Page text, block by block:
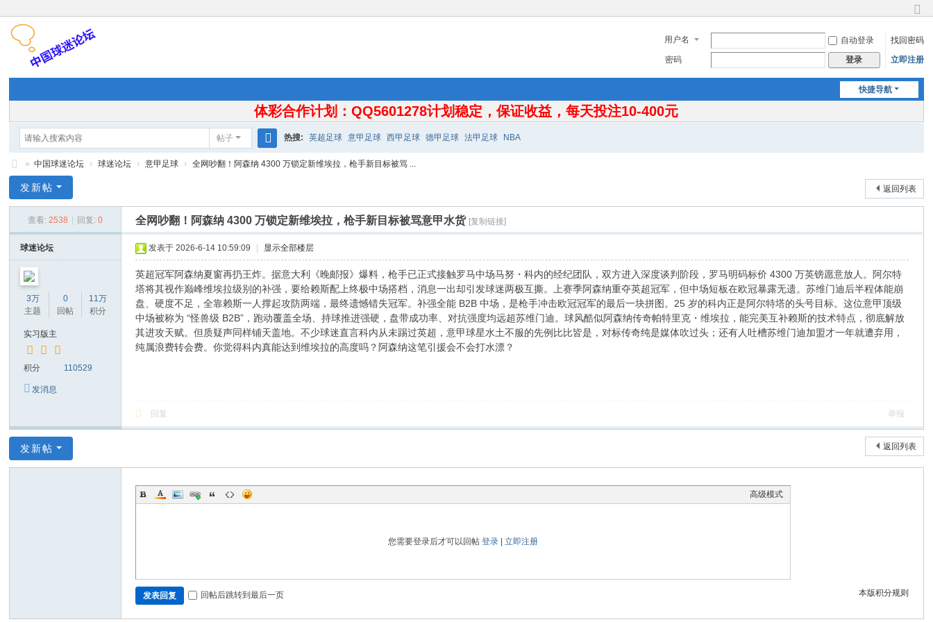
换
到
窄
用户名 自动登录
找回密码
密码
登录 立即注册
快捷导航
体彩合作计划：QQ5601278计划稳定，保证收益，每天投注10-400元
帖子
搜
热搜: 英超足球 意甲足球 西甲足球 德甲足球 法甲足球 NBA
国
迷
论
坛
» 中国球迷论坛 › 球迷论坛 › 意甲足球 › 全网吵翻！阿森纳 4300 万锁定新维埃拉，枪手新目标被骂 ...
返回列表
发新帖
查看: 2538 回复: 0 全网吵翻！阿森纳 4300 万锁定新维埃拉，枪手新目标被骂意甲水货 [复制链接]
球迷论坛
3万
主题
0
回帖
11万
积分
实习版主
积分 110529
发消息
发表于 2026-6-14 10:59:09 显示全部楼层
英超冠军阿森纳夏窗再扔王炸。据意大利《晚邮报》爆料，枪手已正式接触罗马中场马努・科内的经纪团队，双方进入深度谈判阶段，罗马明码标价 4300 万英镑愿意放人。阿尔特
塔将其视作巅峰维埃拉级别的补强，要给赖斯配上终极中场搭档，消息一出却引发球迷两极互撕。上赛季阿森纳重夺英超冠军，但中场短板在欧冠暴露无遗。苏维门迪后半程体能崩
盘、硬度不足，全靠赖斯一人撑起攻防两端，最终遗憾错失冠军。补强全能 B2B 中场，是枪手冲击欧冠冠军的最后一块拼图。25 岁的科内正是阿尔特塔的头号目标。这位意甲顶级
中场被称为 “怪兽级 B2B”，跑动覆盖全场、持球推进强硬，盘带成功率、对抗强度均远超苏维门迪。球风酷似阿森纳传奇帕特里克・维埃拉，能完美互补赖斯的技术特点，彻底解放
其进攻天赋。但质疑声同样铺天盖地。不少球迷直言科内从未踢过英超，意甲球星水土不服的先例比比皆是，对标传奇纯是媒体吹过头；还有人吐槽苏维门迪加盟才一年就遭弃用，
纯属浪费转会费。你觉得科内真能达到维埃拉的高度吗？阿森纳这笔引援会不会打水漂？
回复 举报
返回列表
发新帖
高级模式
您需要登录后才可以回帖登录 |立即注册
本版积分规则
发表回复 回帖后跳转到最后一页